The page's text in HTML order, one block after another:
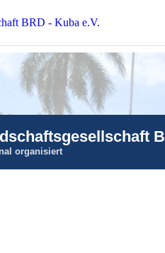
BRD - Kuba e.V.
organisiert